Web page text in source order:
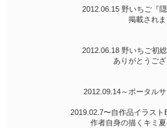
2012.06.15 野いちご『
掲載され
2012.06.18 野いちご初
ありがとうござ
2012.09.14～ポータル
2019.02.7〜自作品イラスト
作者自身の描くキミ夏